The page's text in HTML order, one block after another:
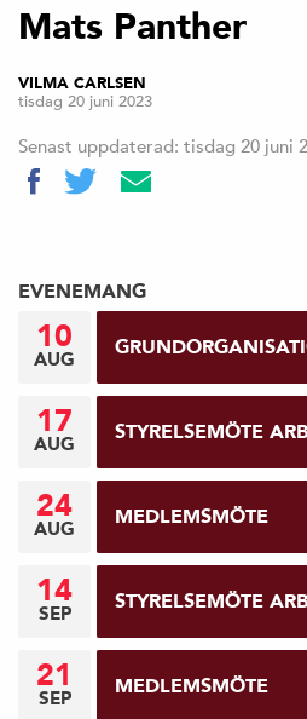
Mats Panther
VILMA CARLSEN
tisdag 20 juni 2023
Senast uppdaterad: tisdag 20 juni
EVENEMANG
10
AUG
17
AUG STYRELSEMÖTE
24
AUG MEDLEMSMÖTE
14
SEP STYRELSEMÖTE
21
SEP MEDLEMSMÖTE